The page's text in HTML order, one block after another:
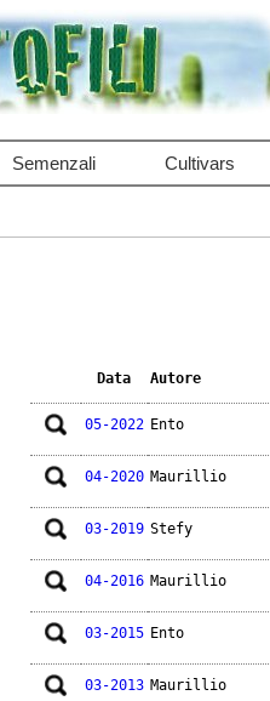
Semenzali Cultivars
Data Autore
05-2022 Ento
04-2020 Maurillio
03-2019 Stefy
04-2016 Maurillio
03-2015 Ento
03-2013 Maurillio